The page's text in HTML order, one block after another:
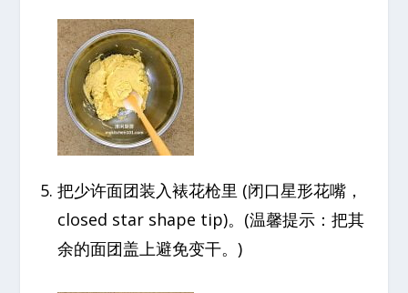
把少许面团装入裱花枪里 (闭口星形花嘴，
closed star shape tip)。(温馨提示：把其
余的面团盖上避免变干。)